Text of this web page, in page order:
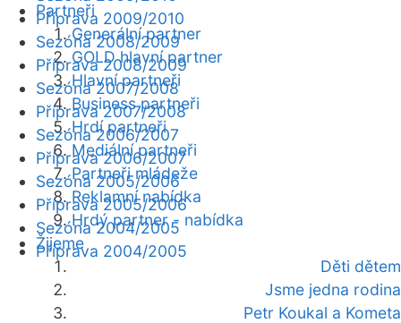
Partneři
Generální partner
GOLD hlavní partner
Hlavní partneři
Business partneři
Hrdí partneři
Mediální partneři
Partneři mládeže
Reklamní nabídka
Hrdý partner - nabídka
Žijeme
Děti dětem
Jsme jedna rodina
Petr Koukal a Kometa
Příprava 2009/2010
Sezóna 2008/2009
Příprava 2008/2009
Sezóna 2007/2008
Příprava 2007/2008
Sezóna 2006/2007
Příprava 2006/2007
Sezóna 2005/2006
Příprava 2005/2006
Sezóna 2004/2005
Příprava 2004/2005